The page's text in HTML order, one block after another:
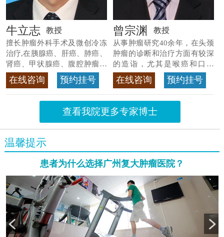
牛立志 教授
擅长肿瘤外科手术及微创冷冻
治疗,在胰腺癌、肝癌、肺癌、
肾癌、甲状腺癌、腹腔肿瘤等
>>查看专家详情
在线咨询 预约挂号
曾宗渊 教授
从事肿瘤研究40余年，在头颈
肿瘤的诊断和治疗方面有较深
的造诣，尤其是喉癌和口腔
癌，迄今仍是广东喉癌单病种
首席专家 >>查看专家详情
在线咨询 预约挂号
查看我院更多专家博士
温馨提示
患者为什么选择广州复大肿瘤医院？